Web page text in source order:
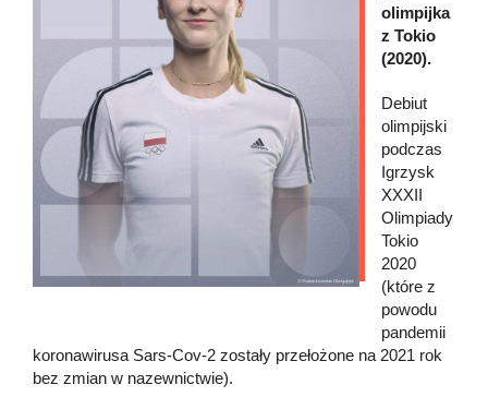
olimpijka
z Tokio
(2020).
Debiut
olimpijski
podczas
Igrzysk
XXXII
Olimpiady
Tokio
2020
(które z
powodu
pandemii
koronawirusa Sars-Cov-2 zostały przełożone na 2021 rok
bez zmian w nazewnictwie).